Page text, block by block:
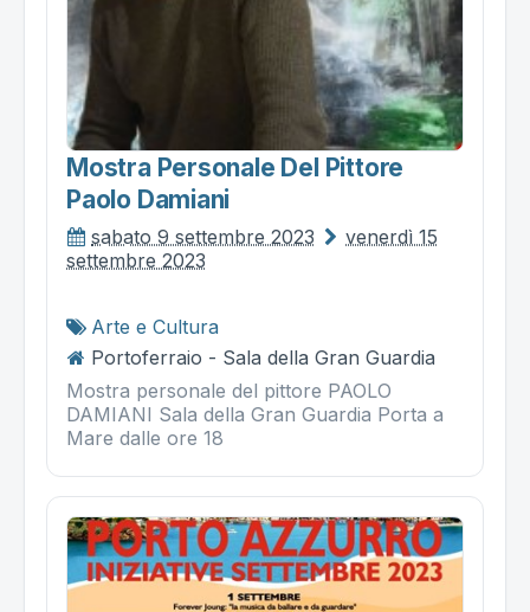
Mostra Personale Del Pittore
Paolo Damiani
sabato 9 settembre 2023
venerdì 15
settembre 2023
Arte e Cultura
Portoferraio - Sala della Gran Guardia
Mostra personale del pittore PAOLO
DAMIANI Sala della Gran Guardia Porta a
Mare dalle ore 18